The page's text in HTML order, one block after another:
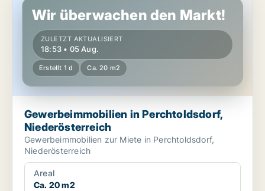
Wir überwachen den Markt!
ZULETZT AKTUALISIERT
18:53 • 05 Aug.
Erstellt 1 d Ca. 20 m2
Gewerbeimmobilien in Perchtoldsdorf,
Niederösterreich
Gewerbeimmobilien zur Miete in Perchtoldsdorf,
Niederösterreich
Areal
Ca. 20 m2